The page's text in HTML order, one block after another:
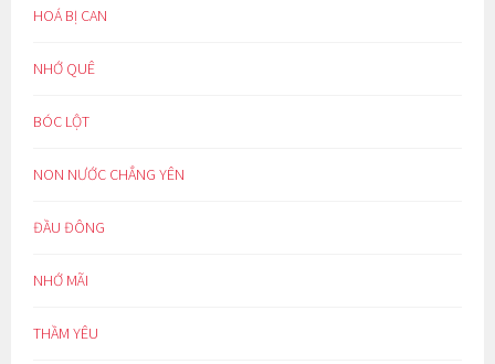
HOÁ BỊ CAN
NHỚ QUÊ
BÓC LỘT
NON NƯỚC CHẲNG YÊN
ĐẦU ĐÔNG
NHỚ MÃI
THẦM YÊU